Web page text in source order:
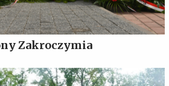
Zakroczymia